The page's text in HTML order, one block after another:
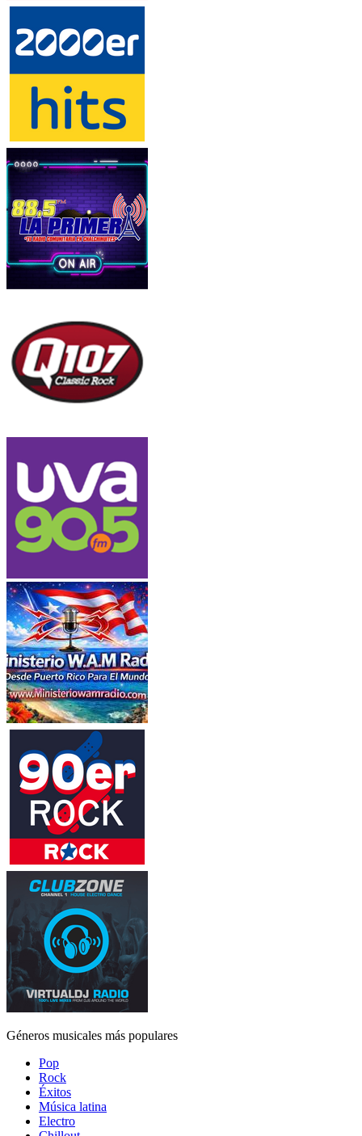
Géneros musicales más populares
Pop
Rock
Éxitos
Música latina
Electro